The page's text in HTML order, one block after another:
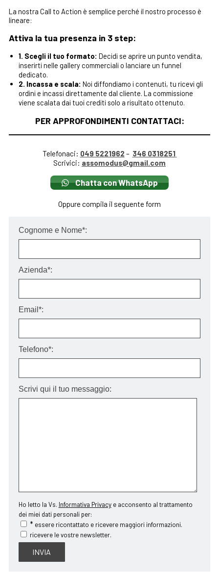
La nostra Call to Action è semplice perché il nostro processo è
lineare:
Attiva la tua presenza in 3 step:
1. Scegli il tuo formato: Decidi se aprire un punto vendita,
inserirti nelle gallery commerciali o lanciare un funnel
dedicato.
2. Incassa e scala: Noi diffondiamo i contenuti, tu ricevi gli
ordini e incassi direttamente dal cliente. La commissione
viene scalata dai tuoi crediti solo a risultato ottenuto.
PER APPROFONDIMENTI CONTATTACI:
Telefonaci: 049 5221962 – 346 0318251
Scrivici: assomodus@gmail.com
Chatta con WhatsApp
Oppure compila il seguente form
Cognome e Nome*:
Azienda*:
Email*:
Telefono*:
Scrivi qui il tuo messaggio:
Ho letto la Vs. Informativa Privacye acconsento al trattamento
dei miei dati personali per:
* essere ricontattato e ricevere maggiori informazioni.
ricevere le vostre newsletter.